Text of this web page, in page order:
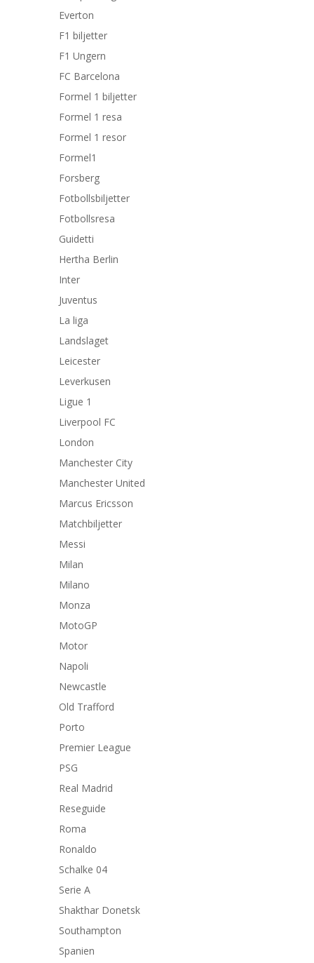
Everton
F1 biljetter
F1 Ungern
FC Barcelona
Formel 1 biljetter
Formel 1 resa
Formel 1 resor
Formel1
Forsberg
Fotbollsbiljetter
Fotbollsresa
Guidetti
Hertha Berlin
Inter
Juventus
La liga
Landslaget
Leicester
Leverkusen
Ligue 1
Liverpool FC
London
Manchester City
Manchester United
Marcus Ericsson
Matchbiljetter
Messi
Milan
Milano
Monza
MotoGP
Motor
Napoli
Newcastle
Old Trafford
Porto
Premier League
PSG
Real Madrid
Reseguide
Roma
Ronaldo
Schalke 04
Serie A
Shakthar Donetsk
Southampton
Spanien